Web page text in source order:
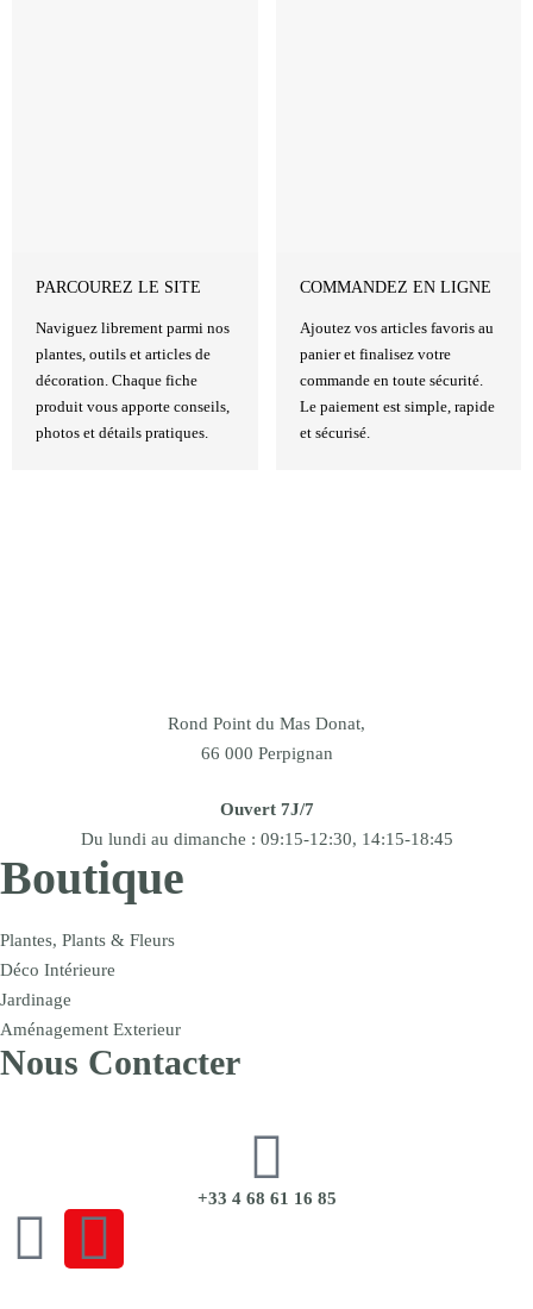
PARCOUREZ LE SITE
Naviguez librement parmi nos
plantes, outils et articles de
décoration. Chaque fiche
produit vous apporte conseils,
photos et détails pratiques.
COMMANDEZ EN LIGNE
Ajoutez vos articles favoris au
panier et finalisez votre
commande en toute sécurité.
Le paiement est simple, rapide
et sécurisé.
Rond Point du Mas Donat,
66 000 Perpignan
Ouvert 7J/7
Du lundi au dimanche : 09:15-12:30, 14:15-18:45
Boutique
Plantes, Plants & Fleurs
Déco Intérieure
Jardinage
Aménagement Exterieur
Nous Contacter
+33 4 68 61 16 85